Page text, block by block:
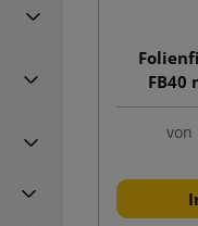
FB40
von